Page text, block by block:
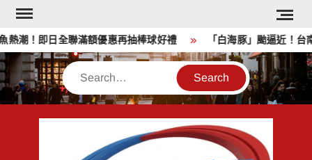
Skip
content
！即日全聯滿額優惠再抽棒球好禮 「白海豚」颱逼近！台南
Search